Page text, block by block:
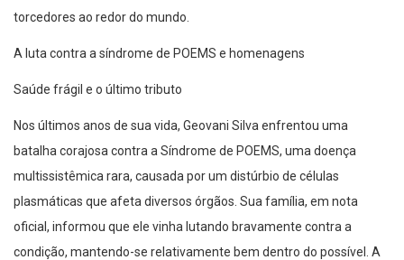
torcedores ao redor do mundo.
A luta contra a síndrome de POEMS e homenagens
Saúde frágil e o último tributo
Nos últimos anos de sua vida, Geovani Silva enfrentou uma
batalha corajosa contra a Síndrome de POEMS, uma doença
multissistêmica rara, causada por um distúrbio de células
plasmáticas que afeta diversos órgãos. Sua família, em nota
oficial, informou que ele vinha lutando bravamente contra a
condição, mantendo-se relativamente bem dentro do possível. A